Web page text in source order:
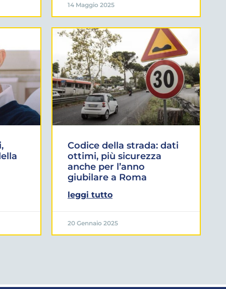
14 Maggio 2025
Codice della strada: dati
ottimi, più sicurezza
anche per l’anno
giubilare a Roma
leggi tutto
20 Gennaio 2025